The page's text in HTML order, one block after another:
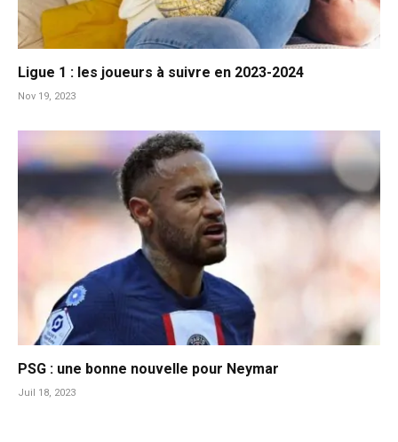
Ligue 1 : les joueurs à suivre en 2023-2024
Nov 19, 2023
PSG : une bonne nouvelle pour Neymar
Juil 18, 2023